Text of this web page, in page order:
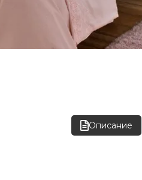
Описание